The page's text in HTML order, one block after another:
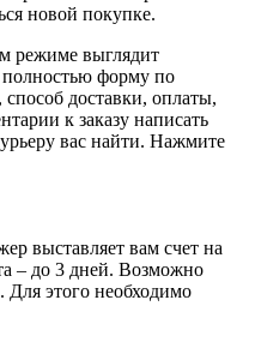
новой покупке.
режиме выглядит
форму по
доставки, оплаты,
к заказу написать
вас найти. Нажмите
выставляет вам счет на
– до 3 дней. Возможно
Для этого необходимо